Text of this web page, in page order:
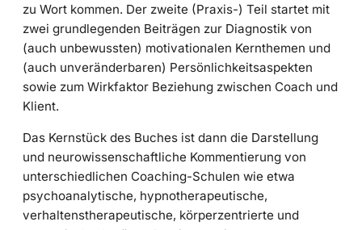
zu Wort kommen. Der zweite (Praxis-) Teil startet mit
zwei grundlegenden Beiträgen zur Diagnostik von
(auch unbewussten) motivationalen Kernthemen und
(auch unveränderbaren) Persönlichkeitsaspekten
sowie zum Wirkfaktor Beziehung zwischen Coach und
Klient.
Das Kernstück des Buches ist dann die Darstellung
und neurowissenschaftliche Kommentierung von
unterschiedlichen Coaching-Schulen wie etwa
psychoanalytische, hypnotherapeutische,
verhaltenstherapeutische, körperzentrierte und